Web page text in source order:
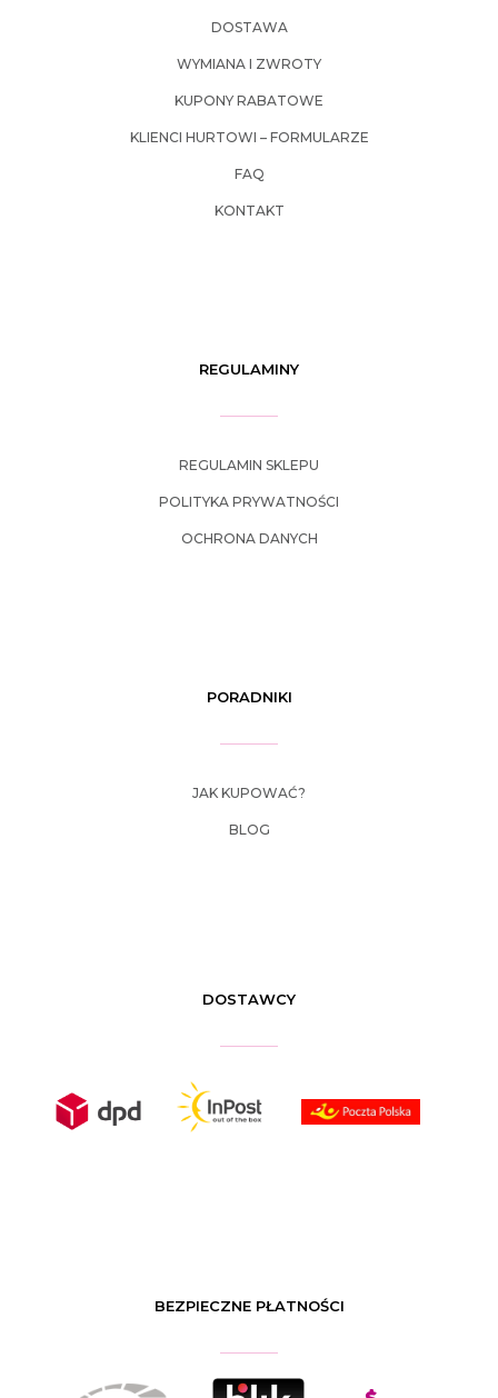
DOSTAWA
WYMIANA I ZWROTY
KUPONY RABATOWE
KLIENCI HURTOWI – FORMULARZE
FAQ
KONTAKT
REGULAMINY
REGULAMIN SKLEPU
POLITYKA PRYWATNOŚCI
OCHRONA DANYCH
PORADNIKI
JAK KUPOWAĆ?
BLOG
DOSTAWCY
BEZPIECZNE PŁATNOŚCI